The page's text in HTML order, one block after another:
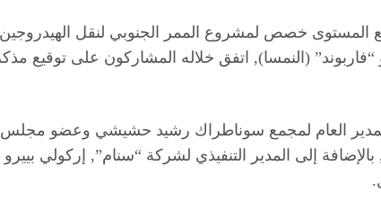
المستوى خصص لمشروع الممر الجنوبي لنقل
و “فاربوند” (النمسا), اتفق خلاله المشاركون على
العام لمجمع سوناطراك رشيد حشيشي وعضو
إلى المدير التنفيذي لشركة “سنام”, إركولي